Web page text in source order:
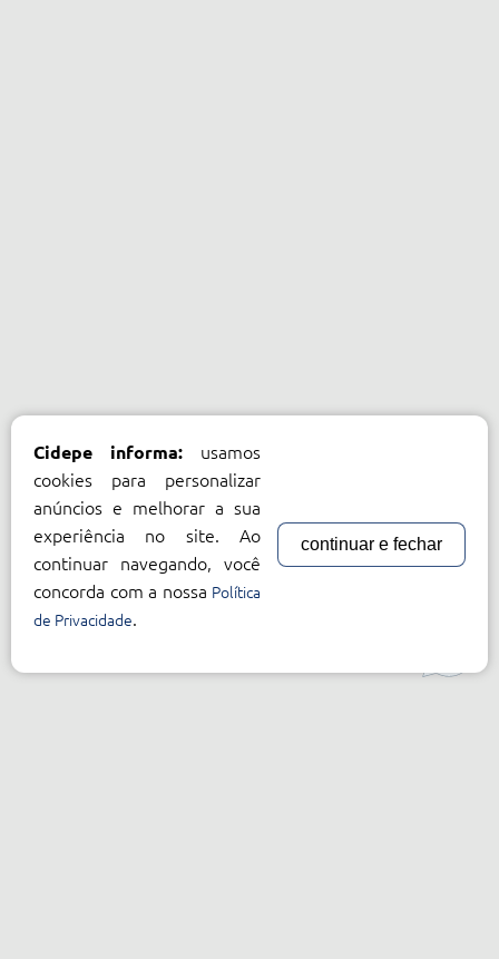
Cidepe informa: usamos
cookies para personalizar
anúncios e melhorar a sua
experiência no site. Ao
continuar navegando, você
concorda com a nossa Política
de Privacidade.
continuar e fechar